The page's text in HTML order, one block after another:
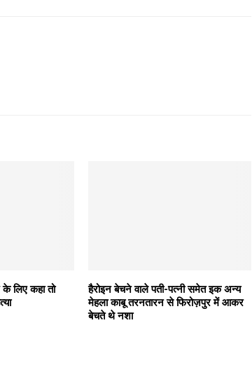
लिए कहा तो
हैरोइन बेचने वाले पती-पत्नी समेत इक अन्य
मेहला काबू तरनतारन से फिरोज़पुर में आकर
बेचते थे नशा